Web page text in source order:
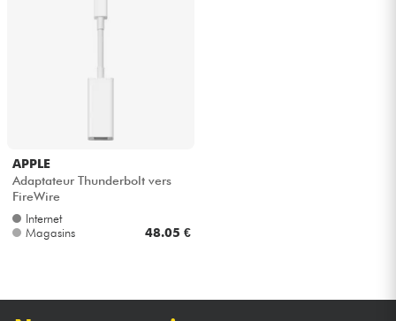
APPLE
Adaptateur Thunderbolt vers
FireWire
Internet
Magasins
48.05 €